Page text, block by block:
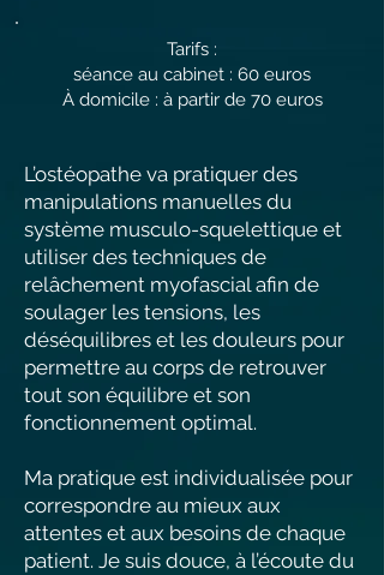
Tarifs :
séance au cabinet : 60 euros
À domicile : à partir de 70 euros
L’ostéopathe va pratiquer des
manipulations manuelles du
système musculo-squelettique et
utiliser des techniques de
relâchement myofascial afin de
soulager les tensions, les
déséquilibres et les douleurs pour
permettre au corps de retrouver
tout son équilibre et son
fonctionnement optimal.
Ma pratique est individualisée pour
correspondre au mieux aux
attentes et aux besoins de chaque
patient. Je suis douce, à l’écoute du